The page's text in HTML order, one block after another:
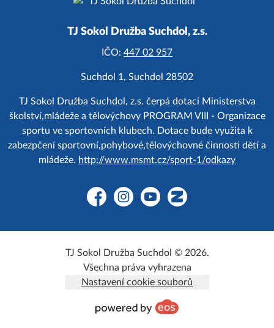
TJ Sokol Družba Suchdol, z.s.
IČO: 447 02 957
Suchdol 1, Suchdol 28502
TJ Sokol Družba Suchdol, z.s. čerpá dotaci Ministerstva
školství,mládeže a tělovýchovy PROGRAM VIII - Organizace
sportu ve sportovních klubech. Dotace bude využita k
zabezpčení sportovní,pohybové,tělovýchovné činnosti dětí a
mládeže. http://www.msmt.cz/sport-1/odkazy
FacebookInstagramYouTubeZonerama
TJ Sokol Družba Suchdol © 2026.
Všechna práva vyhrazena
Nastavení cookie souborů